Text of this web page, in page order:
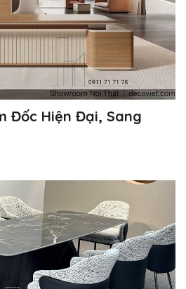
Đốc Hiện Đại, Sang